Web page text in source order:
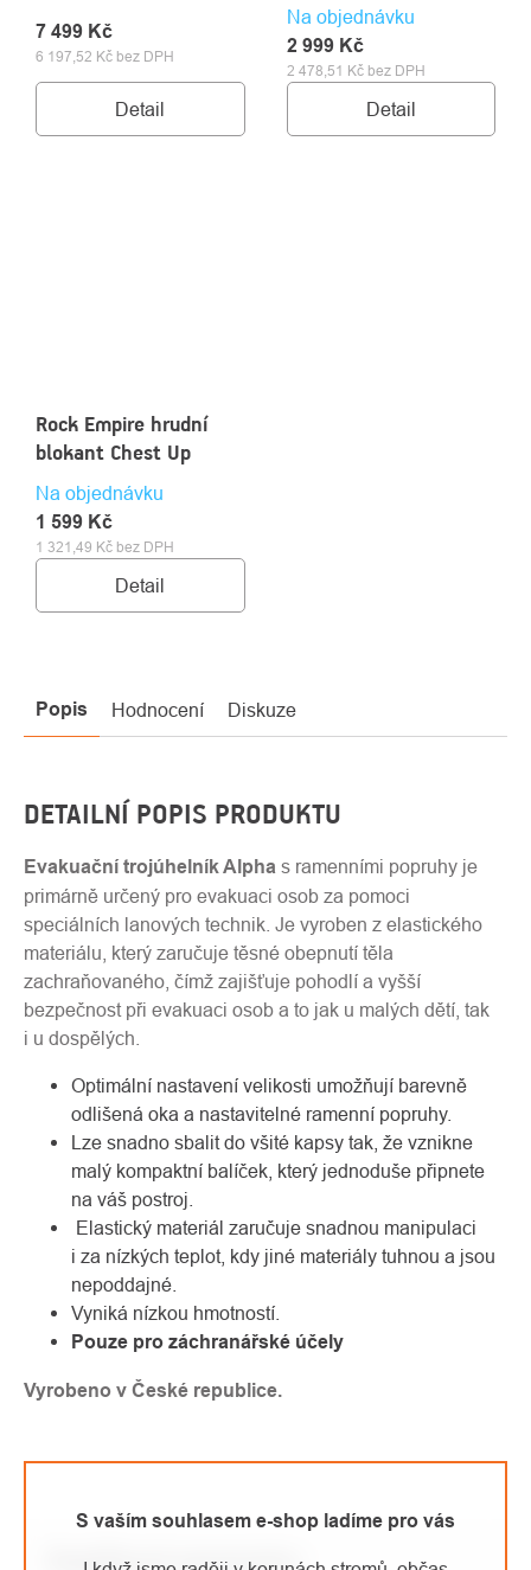
S vaším souhlasem e-shop ladíme pro vás
6 197,52 Kč bez DPH
7 499 Kč
Detail
Na objednávku
2 478,51 Kč bez DPH
2 999 Kč
Detail
Rock Empire hrudní
blokant Chest Up
Na objednávku
1 321,49 Kč bez DPH
1 599 Kč
Detail
Popis Hodnocení Diskuze
DETAILNÍ POPIS PRODUKTU
Evakuační trojúhelník Alpha s ramenními popruhy je
primárně určený pro evakuaci osob za pomoci
speciálních lanových technik. Je vyroben z elastického
materiálu, který zaručuje těsné obepnutí těla
zachraňovaného, čímž zajišťuje pohodlí a vyšší
bezpečnost při evakuaci osob a to jak u malých dětí, tak
i u dospělých.
Optimální nastavení velikosti umožňují barevně
odlišená oka a nastavitelné ramenní popruhy.
Lze snadno sbalit do všité kapsy tak, že vznikne
malý kompaktní balíček, který jednoduše připnete
na váš postroj.
Elastický materiál zaručuje snadnou manipulaci
i za nízkých teplot, kdy jiné materiály tuhnou a jsou
nepoddajné.
Vyniká nízkou hmotností.
Pouze pro záchranářské účely
Vyrobeno v České republice.
Doplňkové parametry